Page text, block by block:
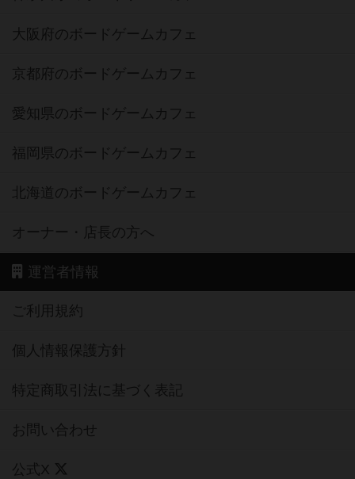
大阪府のボードゲームカフェ
京都府のボードゲームカフェ
愛知県のボードゲームカフェ
福岡県のボードゲームカフェ
北海道のボードゲームカフェ
オーナー・店長の方へ
運営者情報
ご利用規約
個人情報保護方針
特定商取引法に基づく表記
お問い合わせ
公式X